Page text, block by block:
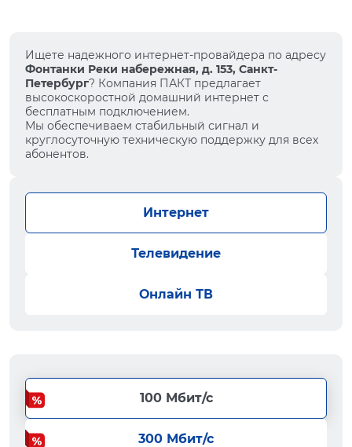
Ищете надежного интернет-провайдера по адресу
Фонтанки Реки набережная, д. 153, Санкт-
Петербург? Компания ПАКТ предлагает
высокоскоростной домашний интернет с
бесплатным подключением.
Мы обеспечиваем стабильный сигнал и
круглосуточную техническую поддержку для всех
абонентов.
Интернет
Телевидение
Онлайн ТВ
100 Мбит/с
300 Мбит/с